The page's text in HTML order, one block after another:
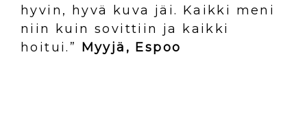
hyvin, hyvä kuva jäi. Kaikki meni
niin kuin sovittiin ja kaikki
hoitui.” Myyjä, Espoo